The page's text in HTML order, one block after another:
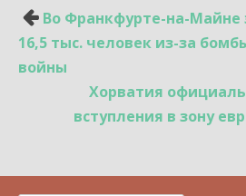
Навигация
по
записям
Во Франкфурте-на-Майне
16,5 тыс. человек из-за
войны
Хорватия
вступления в зону